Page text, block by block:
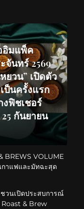
อิมแพ็ค
จันทร์ 2569
ยวน” เปิดตัว
ป็นครั้งแรก
งฟิชเชอร์
กันยายน
BREWS VOLUME
กาแฟและมัทฉะสุด
วนเปิดประสบการณ์
Roast & Brew